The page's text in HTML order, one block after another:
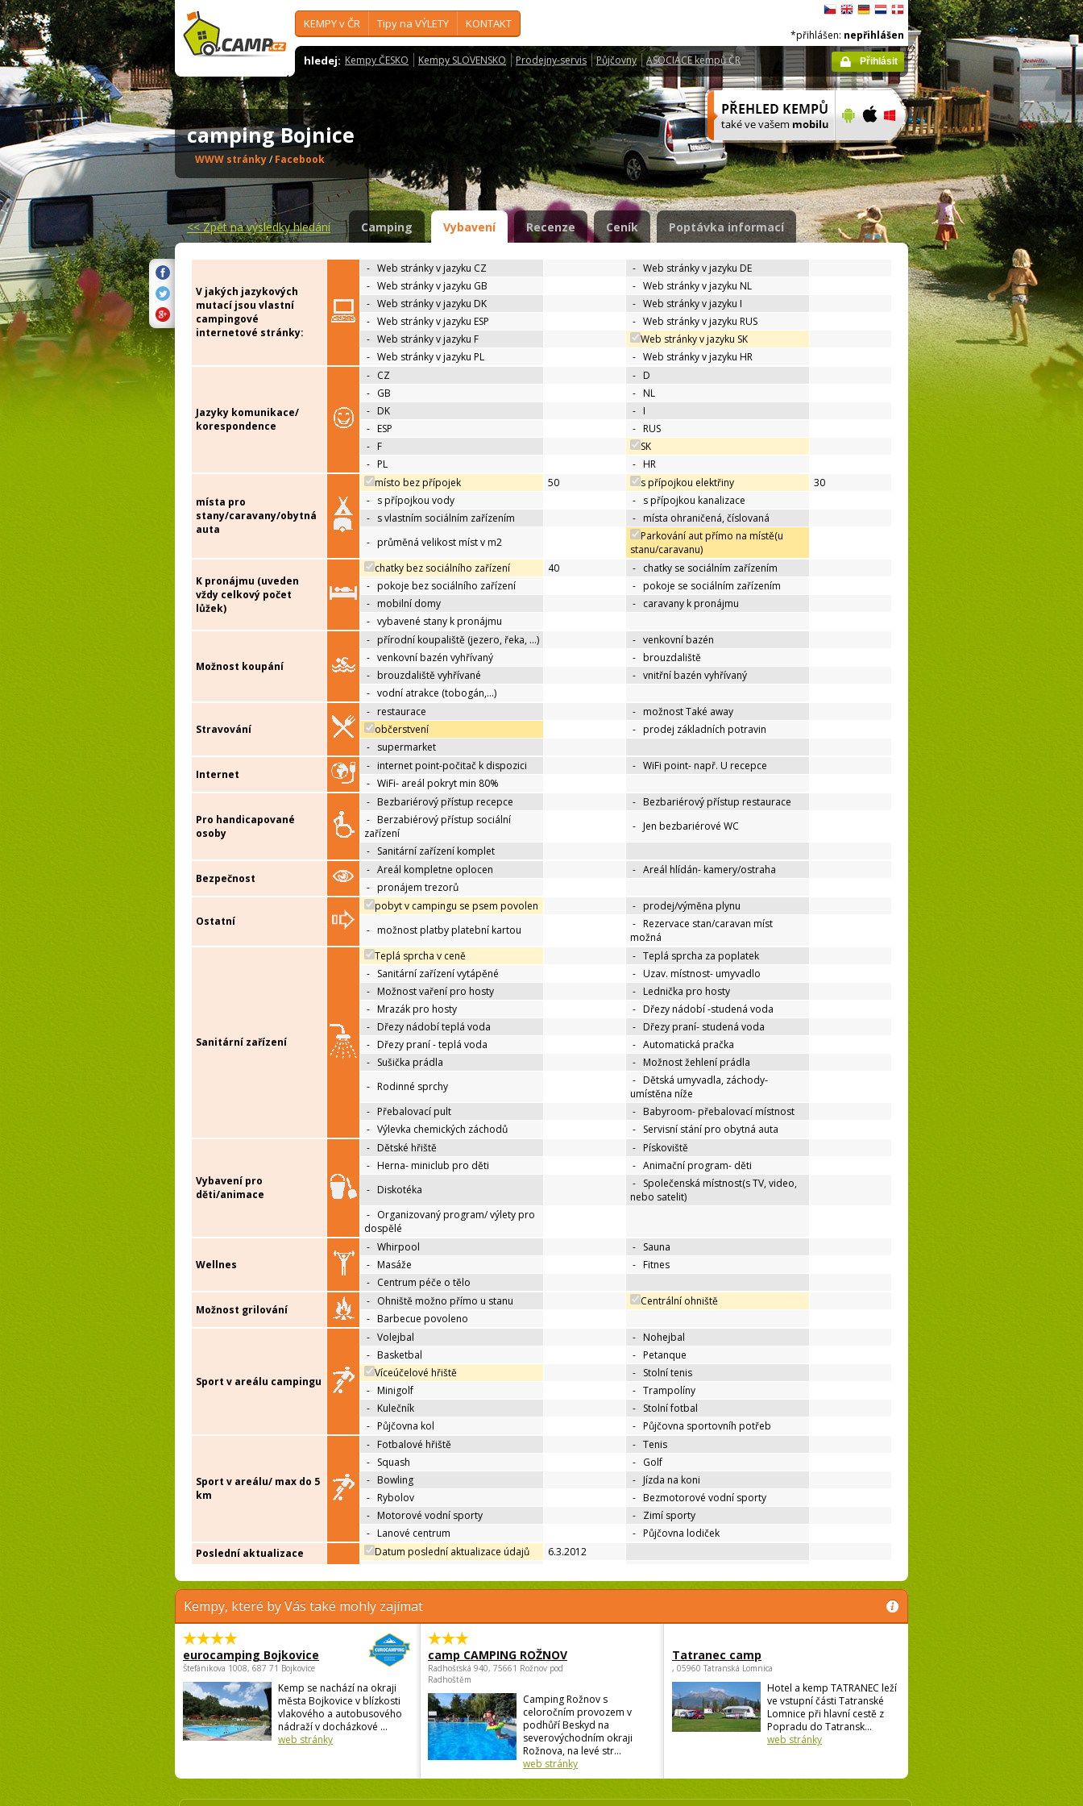
KEMPY v ČR Tipy na VÝLETY KONTAKT
hledej: Kempy ČESKO Kempy SLOVENSKO Prodejny-servis Půjčovny ASOCIACE kempů ČR
*přihlášen: nepřihlášen
Přihlásit
camping Bojnice
WWW stránky/ Facebook
<<Zpět na výsledky hledání Camping Vybavení Recenze Ceník Poptávka informací
V jakých jazykových
mutací jsou vlastní
campingové
internetové stránky:
- Web stránky v jazyku CZ - Web stránky v jazyku DE
- Web stránky v jazyku GB - Web stránky v jazyku NL
- Web stránky v jazyku DK - Web stránky v jazyku I
- Web stránky v jazyku ESP - Web stránky v jazyku RUS
- Web stránky v jazyku F
Web stránky v jazyku SK
- Web stránky v jazyku PL - Web stránky v jazyku HR
Jazyky komunikace/
korespondence
- CZ - D
- GB - NL
- DK - I
- ESP - RUS
- F
SK
- PL - HR
místa pro
stany/caravany/obytná
auta
místo bez přípojek 50 s přípojkou elektřiny
30
- s přípojkou vody - s přípojkou kanalizace
- s vlastním sociálním zařízením - místa ohraničená, číslovaná
- průměná velikost míst v m2
Parkování aut přímo na místě(u
stanu/caravanu)
K pronájmu (uveden
vždy celkový počet
lůžek)
chatky bez sociálního zařízení 40 - chatky se sociálním zařízením
- pokoje bez sociálního zařízení - pokoje se sociálním zařízením
- mobilní domy - caravany k pronájmu
- vybavené stany k pronájmu
Možnost koupání
- přírodní koupaliště (jezero, řeka, …) - venkovní bazén
- venkovní bazén vyhřívaný - brouzdaliště
- brouzdaliště vyhřívané - vnitřní bazén vyhřívaný
- vodní atrakce (tobogán,…)
Stravování
- restaurace - možnost Také away
občerstvení
- prodej základních potravin
- supermarket
Internet
- internet point-počitač k dispozici - WiFi point- např. U recepce
- WiFi- areál pokryt min 80%
Pro handicapované
osoby
- Bezbariérový přístup recepce - Bezbariérový přístup restaurace
- Berzabiérový přístup sociální
zařízení
- Jen bezbariérové WC
- Sanitární zařízení komplet
Bezpečnost
- Areál kompletne oplocen - Areál hlídán- kamery/ostraha
- pronájem trezorů
Ostatní
pobyt v campingu se psem povolen - prodej/výměna plynu
- možnost platby platební kartou - Rezervace stan/caravan míst
možná
Sanitární zařízení
Teplá sprcha v ceně - Teplá sprcha za poplatek
- Sanitární zařízení vytápěné - Uzav. místnost- umyvadlo
- Možnost vaření pro hosty - Lednička pro hosty
- Mrazák pro hosty - Dřezy nádobí -studená voda
- Dřezy nádobí teplá voda - Dřezy praní- studená voda
- Dřezy praní - teplá voda - Automatická pračka
- Sušička prádla - Možnost žehlení prádla
- Rodinné sprchy - Dětská umyvadla, záchody-
umístěna níže
- Přebalovací pult - Babyroom- přebalovací místnost
- Výlevka chemických záchodů - Servisní stání pro obytná auta
Vybavení pro
děti/animace
- Dětské hřiště - Pískoviště
- Herna- miniclub pro děti - Animační program- děti
- Diskotéka - Společenská místnost(s TV, video,
nebo satelit)
- Organizovaný program/ výlety pro
dospělé
Wellnes
- Whirpool - Sauna
- Masáže - Fitnes
- Centrum péče o tělo
Možnost grilování
- Ohniště možno přímo u stanu
Centrální ohniště
- Barbecue povoleno
Sport v areálu campingu
- Volejbal - Nohejbal
- Basketbal - Petanque
Víceúčelové hřiště
- Stolní tenis
- Minigolf - Trampolíny
- Kulečník - Stolní fotbal
- Půjčovna kol - Půjčovna sportovníh potřeb
Sport v areálu/ max do 5
km
- Fotbalové hřiště - Tenis
- Squash - Golf
- Bowling - Jízda na koni
- Rybolov - Bezmotorové vodní sporty
- Motorové vodní sporty - Zimí sporty
- Lanové centrum - Půjčovna lodiček
Poslední aktualizace
Datum poslední aktualizace údajů 6.3.2012
Kempy, které by Vás také mohly zajímat
eurocamping Bojkovice
Štefánikova 1008, 687 71 Bojkovice
Kemp se nachází na okraji
města Bojkovice v blízkosti
vlakového a autobusového
nádraží v docházkové ...
web stránky
camp CAMPING ROŽNOV
Radhošťská 940, 75661 Rožnov pod
Radhoštěm
Camping Rožnov s
celoročním provozem v
podhůří Beskyd na
severovýchodním okraji
Rožnova, na levé str...
web stránky
Tatranec camp
, 05960 Tatranská Lomnica
Hotel a kemp TATRANEC leží
ve vstupní části Tatranské
Lomnice při hlavní cestě z
Popradu do Tatransk...
web stránky